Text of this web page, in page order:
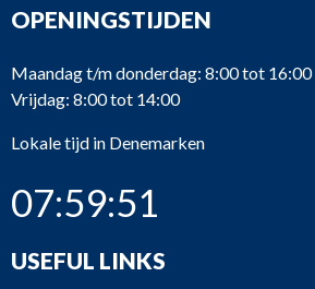
OPENINGSTIJDEN
Maandag t/m donderdag: 8:00 tot 16:00
Vrijdag: 8:00 tot 14:00
Lokale tijd in Denemarken
07:59:51
USEFUL LINKS